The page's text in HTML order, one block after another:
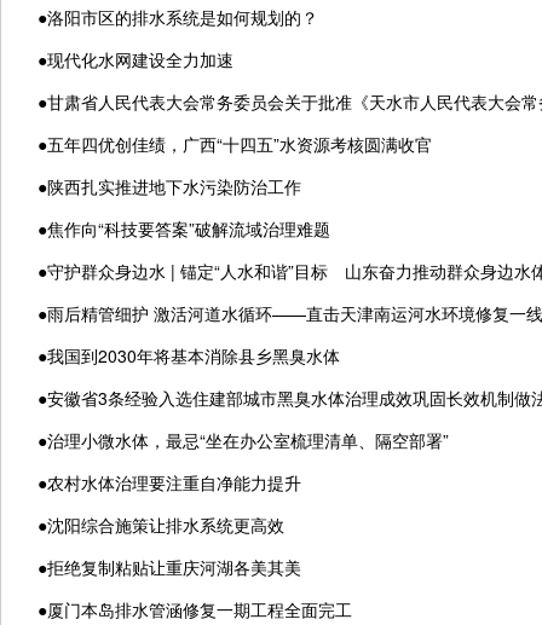
●洛阳市区的排水系统是如何规划的？
●现代化水网建设全力加速
●甘肃省人民代表大会常务委员会关于批准《天水市人民代表大会
●五年四优创佳绩，广西“十四五”水资源考核圆满收官
●陕西扎实推进地下水污染防治工作
●焦作向“科技要答案”破解流域治理难题
●守护群众身边水 | 锚定“人水和谐”目标 山东奋力推动群众身边水
●雨后精管细护 激活河道水循环——直击天津南运河水环境修复一线
●我国到2030年将基本消除县乡黑臭水体
●安徽省3条经验入选住建部城市黑臭水体治理成效巩固长效机制做
●治理小微水体，最忌“坐在办公室梳理清单、隔空部署”
●农村水体治理要注重自净能力提升
●沈阳综合施策让排水系统更高效
●拒绝复制粘贴让重庆河湖各美其美
●厦门本岛排水管涵修复一期工程全面完工